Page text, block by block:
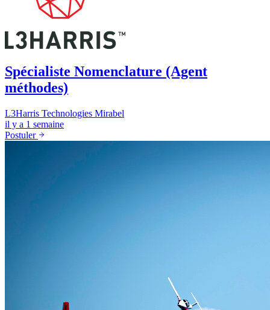
Spécialiste Nomenclature (Agent
méthodes)
L3Harris Technologies Mirabel
il y a 1 semaine
Postuler